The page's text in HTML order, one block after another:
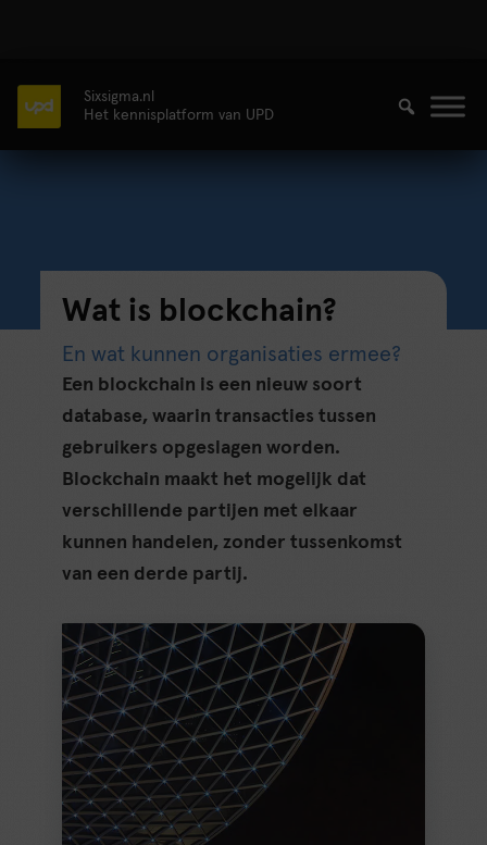
Sixsigma.nl
Het kennisplatform van UPD
Wat is blockchain?
En wat kunnen organisaties ermee?
Een blockchain is een nieuw soort
database, waarin transacties tussen
gebruikers opgeslagen worden.
Blockchain maakt het mogelijk dat
verschillende partijen met elkaar
kunnen handelen, zonder tussenkomst
van een derde partij.